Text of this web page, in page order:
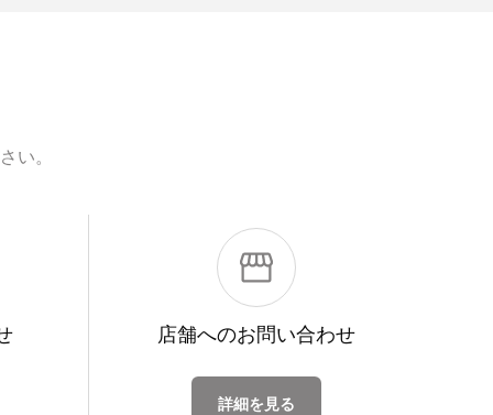
い。
店舗へのお問い合わせ
詳細を見る